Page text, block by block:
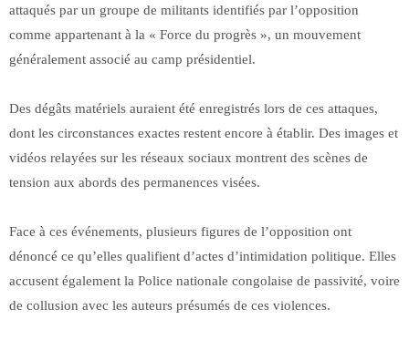
attaqués par un groupe de militants identifiés par l’opposition
comme appartenant à la « Force du progrès », un mouvement
généralement associé au camp présidentiel.
Des dégâts matériels auraient été enregistrés lors de ces attaques,
dont les circonstances exactes restent encore à établir. Des images et
vidéos relayées sur les réseaux sociaux montrent des scènes de
tension aux abords des permanences visées.
Face à ces événements, plusieurs figures de l’opposition ont
dénoncé ce qu’elles qualifient d’actes d’intimidation politique. Elles
accusent également la Police nationale congolaise de passivité, voire
de collusion avec les auteurs présumés de ces violences.